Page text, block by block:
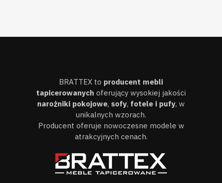
BRATTEX to producent mebli
tapicerowanych oferujący wysokiej jakości
narożniki pokojowe, sofy, fotele i pufy, w
unikalnych wzorach.
Producent oferuje nowoczesne modele w
atrakcyjnych cenach.